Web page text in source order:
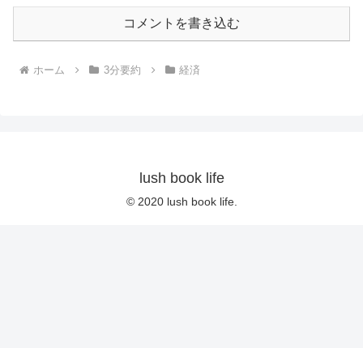
コメントを書き込む
ホーム 3分要約 経済
lush book life
© 2020 lush book life.